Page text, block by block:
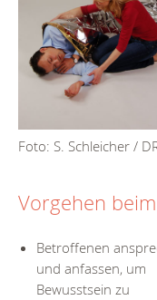
Foto: S. Schleicher /
Vorgehen
Betroffenen
und anfassen, um
Bewusstsein zu